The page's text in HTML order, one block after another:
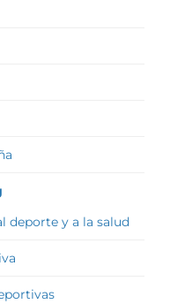
deporte y a la salud